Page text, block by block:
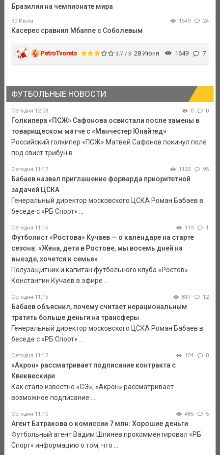
Бразилии на чемпионате мира
30 Июля 1549 24
Касерес сравнил Мбаппе с Соболевым
PetroTvorets 3.7 / 3 28 Июня 1649 7
ФУТБОЛЬНЫЕ НОВОСТИ
Сегодня 12:08 0 0
Голкипера «ПСЖ» Сафонова освистали после замены в
товарищеском матче с «Манчестер Юнайтед»
Российский голкипер «ПСЖ» Матвей Сафонов покинул поле
под свист трибун в ...
Сегодня 11:17 1122 95
Бабаев назвал приглашение форварда приоритетной
задачей ЦСКА
Генеральный директор московского ЦСКА Роман Бабаев в
беседе с «РБ Спорт» ...
Сегодня 11:16 113 1
Футболист «Ростова» Кучаев — о календаре на старте
сезона: «Жена, дети в Ростове, мы восемь дней на
выезде, хочется к семье»
Полузащитник и капитан футбольного клуба «Ростов»
Константин Кучаев в эфире ...
Сегодня 11:15 837 12
Бабаев объяснил, почему считает нерациональным
тратить больше деньги на трансферы
Генеральный директор московского ЦСКА Роман Бабаев в
беседе с «РБ Спорт» ...
Сегодня 11:12 124 0
«Акрон» рассматривает подписание контракта с
Квеквескири
Как стало известно «СЭ», «Акрон» рассматривает
возможное подписание ...
Сегодня 11:10 485 5
Агент Батракова о комиссии 7 млн: Хорошие деньги
Футбольный агент Вадим Шпинев прокомментировал «РБ
Спорт» информацию о том, что ...